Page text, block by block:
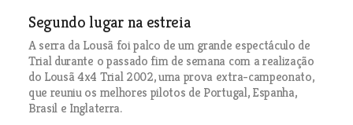
Segundo lugar na estreia
A serra da Lousã foi palco de um grande espectáculo de
Trial durante o passado fim de semana com a realização
do Lousã 4x4 Trial 2002, uma prova extra-campeonato,
que reuniu os melhores pilotos de Portugal, Espanha,
Brasil e Inglaterra.